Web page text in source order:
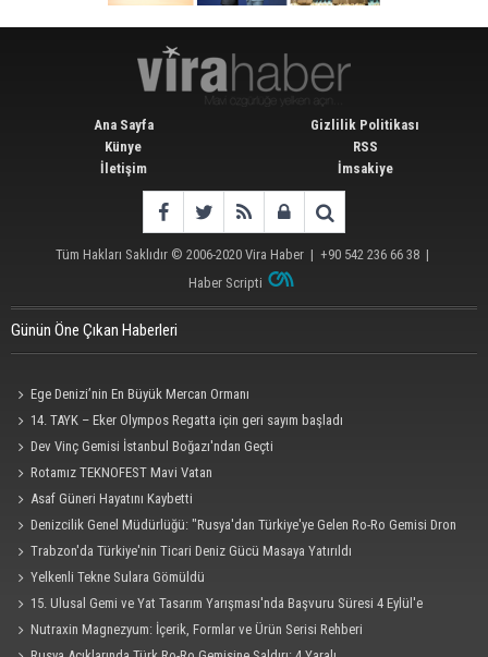
Ana Sayfa
Künye
İletişim
Gizlilik Politikası
RSS
İmsakiye
Tüm Hakları Saklıdır © 2006-2020 Vira Haber | +90 542 236 66 38 |
Haber Scripti
Günün Öne Çıkan Haberleri
Ege Denizi’nin En Büyük Mercan Ormanı
14. TAYK – Eker Olympos Regatta için geri sayım başladı
Dev Vinç Gemisi İstanbul Boğazı'ndan Geçti
Rotamız TEKNOFEST Mavi Vatan
Asaf Güneri Hayatını Kaybetti
Denizcilik Genel Müdürlüğü: "Rusya'dan Türkiye'ye Gelen Ro-Ro Gemisi Dron
Saldırısına Uğradı"
Trabzon'da Türkiye'nin Ticari Deniz Gücü Masaya Yatırıldı
Yelkenli Tekne Sulara Gömüldü
15. Ulusal Gemi ve Yat Tasarım Yarışması'nda Başvuru Süresi 4 Eylül'e
Uzatıldı
Nutraxin Magnezyum: İçerik, Formlar ve Ürün Serisi Rehberi